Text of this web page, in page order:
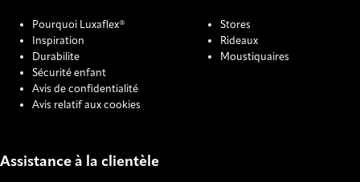
Pourquoi Luxaflex®
Inspiration
Durabilite
Sécurité enfant
Avis de confidentialité
Avis relatif aux cookies
Stores
Rideaux
Moustiquaires
Assistance à la clientèle